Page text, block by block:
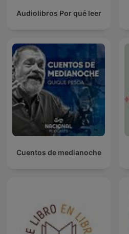
Audiolibros Por qué leer
Cuentos de medianoche